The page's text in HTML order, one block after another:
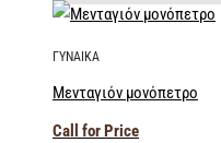
ΓΥΝΑΙΚΑ
Μενταγιόν μονόπετρο
Call for Price